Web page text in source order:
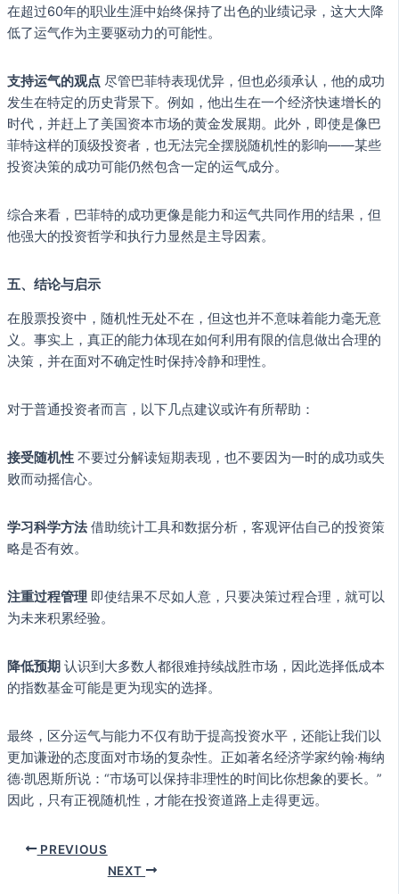
在超过60年的职业生涯中始终保持了出色的业绩记录，这大大降
低了运气作为主要驱动力的可能性。
支持运气的观点 尽管巴菲特表现优异，但也必须承认，他的成功
发生在特定的历史背景下。例如，他出生在一个经济快速增长的
时代，并赶上了美国资本市场的黄金发展期。此外，即使是像巴
菲特这样的顶级投资者，也无法完全摆脱随机性的影响——某些
投资决策的成功可能仍然包含一定的运气成分。
综合来看，巴菲特的成功更像是能力和运气共同作用的结果，但
他强大的投资哲学和执行力显然是主导因素。
五、结论与启示
在股票投资中，随机性无处不在，但这也并不意味着能力毫无意
义。事实上，真正的能力体现在如何利用有限的信息做出合理的
决策，并在面对不确定性时保持冷静和理性。
对于普通投资者而言，以下几点建议或许有所帮助：
接受随机性 不要过分解读短期表现，也不要因为一时的成功或失
败而动摇信心。
学习科学方法 借助统计工具和数据分析，客观评估自己的投资策
略是否有效。
注重过程管理 即使结果不尽如人意，只要决策过程合理，就可以
为未来积累经验。
降低预期 认识到大多数人都很难持续战胜市场，因此选择低成本
的指数基金可能是更为现实的选择。
最终，区分运气与能力不仅有助于提高投资水平，还能让我们以
更加谦逊的态度面对市场的复杂性。正如著名经济学家约翰·梅纳
德·凯恩斯所说：“市场可以保持非理性的时间比你想象的要长。”
因此，只有正视随机性，才能在投资道路上走得更远。
PREVIOUS
NEXT